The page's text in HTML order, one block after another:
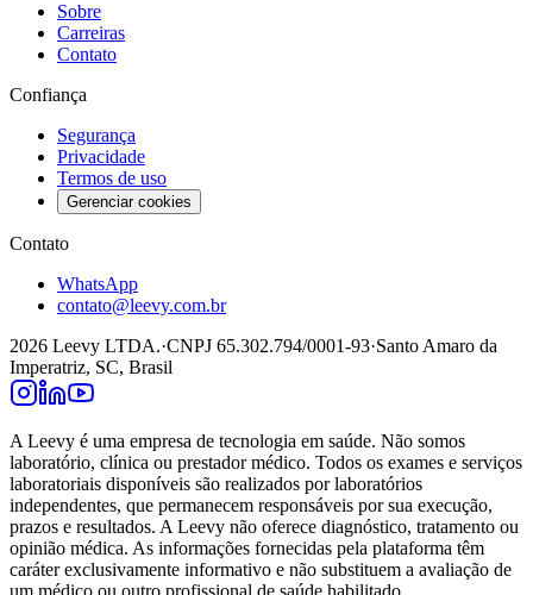
Sobre
Carreiras
Contato
Confiança
Segurança
Privacidade
Termos de uso
Gerenciar cookies
Contato
WhatsApp
contato@leevy.com.br
2026 Leevy LTDA.·CNPJ 65.302.794/0001-93·Santo Amaro da
Imperatriz, SC, Brasil
A Leevy é uma empresa de tecnologia em saúde. Não somos
laboratório, clínica ou prestador médico. Todos os exames e serviços
laboratoriais disponíveis são realizados por laboratórios
independentes, que permanecem responsáveis por sua execução,
prazos e resultados. A Leevy não oferece diagnóstico, tratamento ou
opinião médica. As informações fornecidas pela plataforma têm
caráter exclusivamente informativo e não substituem a avaliação de